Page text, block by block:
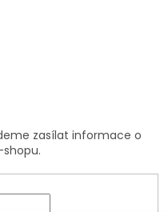
zasílat informace o